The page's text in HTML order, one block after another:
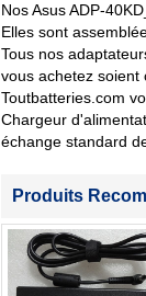
Nos Asus ADP-
Elles sont
Tous nos
vous achetez soient
Toutbatteries.com
Chargeur
échange standard
Produits